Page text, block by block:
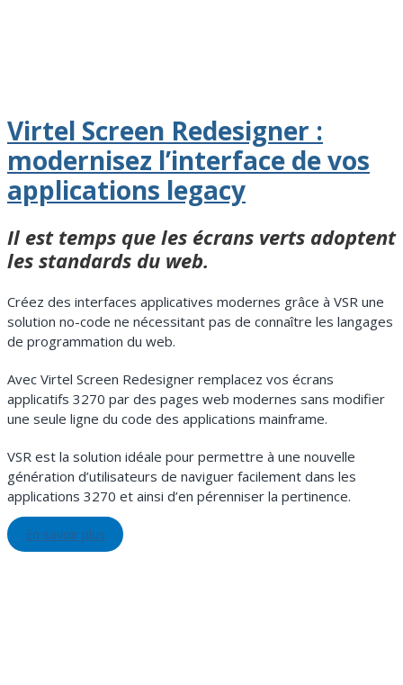
Virtel Screen Redesigner :
modernisez l’interface de vos
applications legacy
Il est temps que les écrans verts adoptent
les standards du web.
Créez des interfaces applicatives modernes grâce à VSR une
solution no-code ne nécessitant pas de connaître les langages
de programmation du web.
Avec Virtel Screen Redesigner remplacez vos écrans
applicatifs 3270 par des pages web modernes sans modifier
une seule ligne du code des applications mainframe.
VSR est la solution idéale pour permettre à une nouvelle
génération d’utilisateurs de naviguer facilement dans les
applications 3270 et ainsi d’en pérenniser la pertinence.
En savoir plus